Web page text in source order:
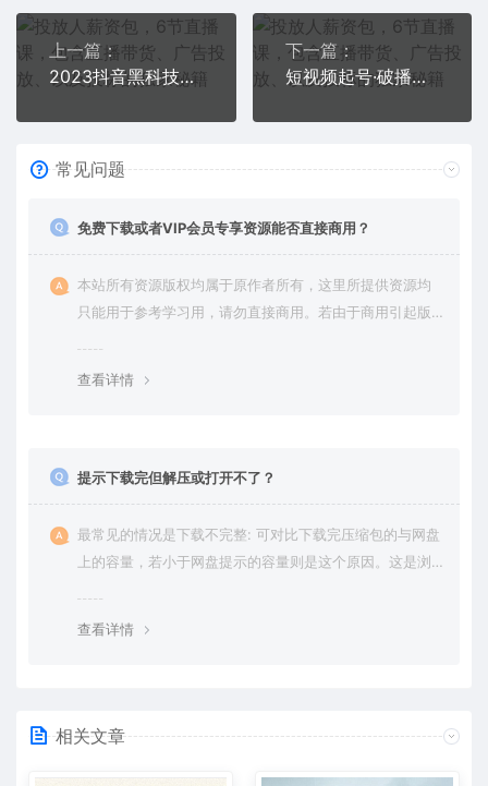
上一篇：
2023抖音黑科技无人直播自动带货项目，直播伴侣开播，全自动无需人工值守
下一篇：
短视频起号·破播放实战运营课，用通俗易懂大白话带你玩转短视频
常见问题
免费下载或者VIP会员专享资源能否直接商用？
本站所有资源版权均属于原作者所有，这里所提供资源均
只能用于参考学习用，请勿直接商用。若由于商用引起版
查看详情
提示下载完但解压或打开不了？
最常见的情况是下载不完整: 可对比下载完压缩包的与网盘
上的容量，若小于网盘提示的容量则是这个原因。这是浏
查看详情
相关文章